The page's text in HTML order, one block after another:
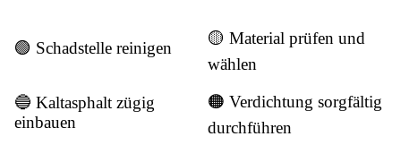
🟢 Schadstelle reinigen
🟡 Material prüfen und
wählen
🔵 Kaltasphalt zügig
einbauen
🟠 Verdichtung sorgfältig
durchführen